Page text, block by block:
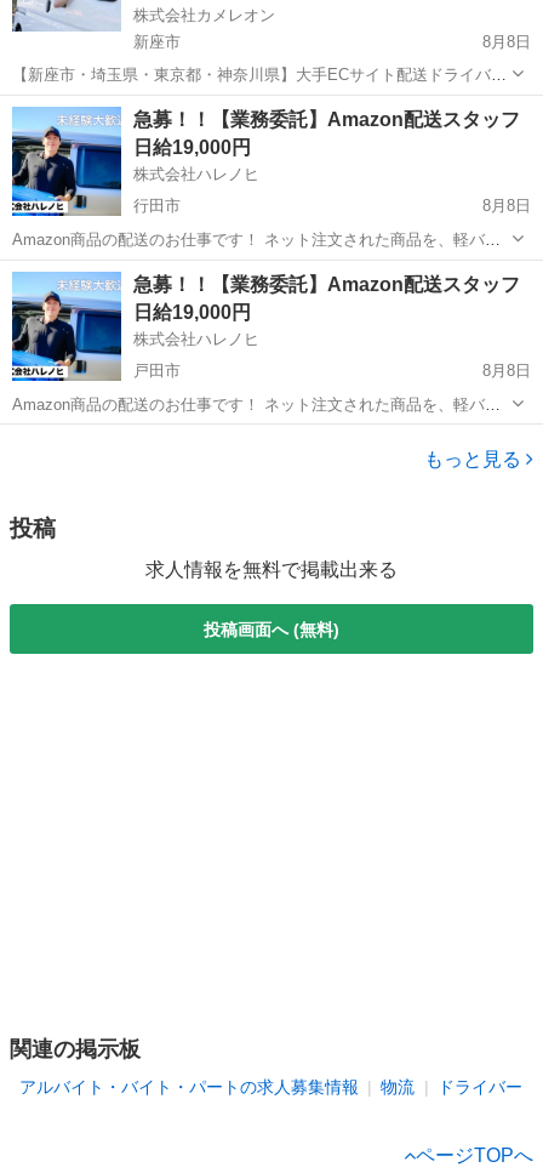
株式会社カメレオン
新座市
8月8日
【新座市・埼玉県・東京都・神奈川県】大手ECサイト配送ドライバー
大募集！✨未経験OK！普通免許があれば始められます！月給44万～52
万前後も可能！日額2万円以上稼げるチャンス！■車両レンタル・研修
制度完備で安心スタート！直行...
埼玉 新座市 ドライバー 積み込み
急募！！【業務委託】Amazon配送スタッフ
日給19,000円
株式会社ハレノヒ
行田市
8月8日
Amazon商品の配送のお仕事です！ ネット注文された商品を、軽バン
（軽自動車）でお客様宅へ配送していただきます。 置き配メインのた
め、対面対応は少なめです。 専用アプリを使用するので、土地勘がな
い方でも安心して配送でき...
埼玉 行田市 配送 スタッフ
急募！！【業務委託】Amazon配送スタッフ
日給19,000円
株式会社ハレノヒ
戸田市
8月8日
Amazon商品の配送のお仕事です！ ネット注文された商品を、軽バン
（軽自動車）でお客様宅へ配送していただきます。 置き配メインのた
め、対面対応は少なめです。 専用アプリを使用するので、土地勘がな
もっと見る
投稿
求人情報を無料で掲載出来る
投稿画面へ (無料)
関連の掲示板
アルバイト・バイト・パートの求人募集情報 物流 ドライバー
ページTOPへ